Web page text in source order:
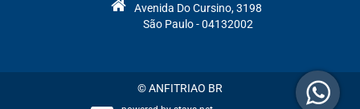
Avenida Do Cursino, 3198
São Paulo - 04132002
© ANFITRIAO BR